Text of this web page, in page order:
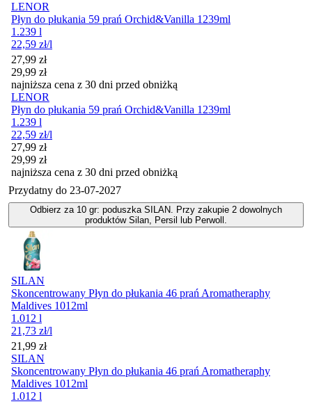
LENOR
Płyn do płukania 59 prań Orchid&Vanilla 1239ml
1.239 l
22,59 zł/l
Cena promocyjna
27,99 zł
29,99 zł
najniższa cena z 30 dni przed obniżką
LENOR
Płyn do płukania 59 prań Orchid&Vanilla 1239ml
1.239 l
22,59 zł/l
Cena promocyjna
27,99 zł
29,99 zł
najniższa cena z 30 dni przed obniżką
Przydatny do 23-07-2027
Odbierz za 10 gr: poduszka SILAN. Przy zakupie 2 dowolnych
produktów Silan, Persil lub Perwoll.
SILAN
Skoncentrowany Płyn do płukania 46 prań Aromatheraphy
Maldives 1012ml
1.012 l
21,73 zł/l
Cena
21,99 zł
SILAN
Skoncentrowany Płyn do płukania 46 prań Aromatheraphy
Maldives 1012ml
1.012 l